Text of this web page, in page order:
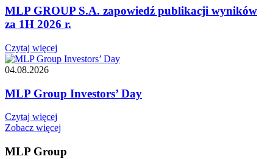
MLP GROUP S.A. zapowiedź publikacji wyników
za 1H 2026 r.
Czytaj więcej
04.08.2026
MLP Group Investors’ Day
Czytaj więcej
Zobacz więcej
MLP Group